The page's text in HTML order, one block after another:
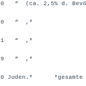
(ca. 2,5% d.
“ ,*
“ ,*
“ ,*
Juden.*